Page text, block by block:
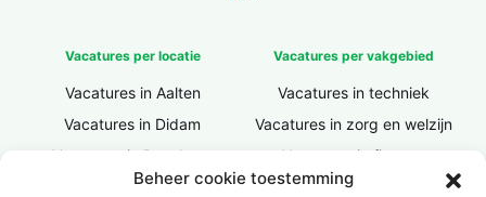
Beheer cookie toestemming
Vacatures per locatie
Vacatures in Aalten
Vacatures in Didam
Vacatures in Doesburg
Vacatures in Doetinchem
Vacatures per vakgebied
Vacatures in techniek
Vacatures in zorg en welzijn
Vacatures in finance
Vacatures in ICT / IT